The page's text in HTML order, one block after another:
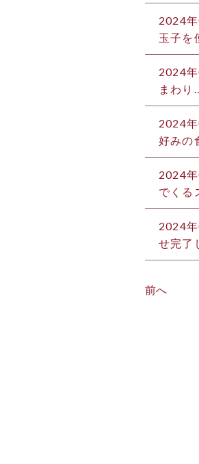
2024
玉子を
2024
まわり
2024
好みの
2024
でくる
2024
せ完了
前へ